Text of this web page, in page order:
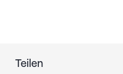
Teilen